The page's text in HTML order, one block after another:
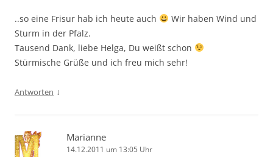
..so eine Frisur hab ich heute auch
Wir haben Wind und
Sturm in der Pfalz.
Tausend Dank, liebe Helga, Du weißt schon
Stürmische Grüße und ich freu mich sehr!
Antworten ↓
Marianne
14.12.2011 um 13:05 Uhr